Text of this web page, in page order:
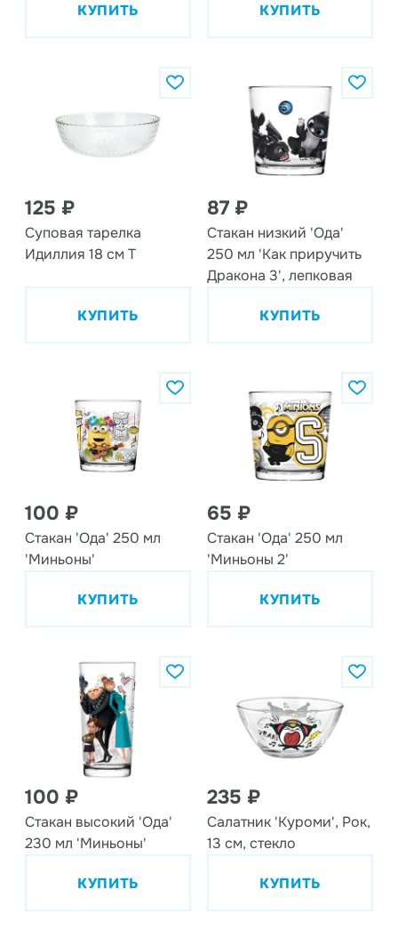
КУПИТЬ КУПИТЬ
125 ₽
Суповая тарелка
Идиллия 18 см T
КУПИТЬ
87 ₽
Стакан низкий 'Ода'
250 мл 'Как приручить
Дракона 3', лепковая
КУПИТЬ
100 ₽
Стакан 'Ода' 250 мл
'Миньоны'
КУПИТЬ
65 ₽
Стакан 'Ода' 250 мл
'Миньоны 2'
КУПИТЬ
100 ₽
Стакан высокий 'Ода'
230 мл 'Миньоны'
КУПИТЬ
235 ₽
Салатник 'Куроми', Рок,
13 см, стекло
КУПИТЬ